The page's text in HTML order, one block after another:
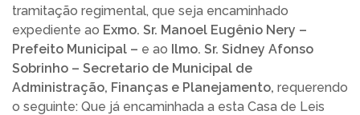
tramitação regimental, que seja encaminhado
expediente ao Exmo. Sr. Manoel Eugênio Nery –
Prefeito Municipal – e ao Ilmo. Sr. Sidney Afonso
Sobrinho – Secretario de Municipal de
Administração, Finanças e Planejamento, requerendo
o seguinte: Que já encaminhada a esta Casa de Leis